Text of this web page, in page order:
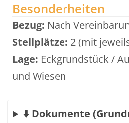
Besonderheiten
Bezug: Nach
Stellplätze: 2 (mit
Lage: Eckgrundstück /
und Wiesen
⬇️ Dokumente